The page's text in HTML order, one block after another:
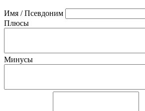
Имя / Псевдоним
Плюсы
Минусы